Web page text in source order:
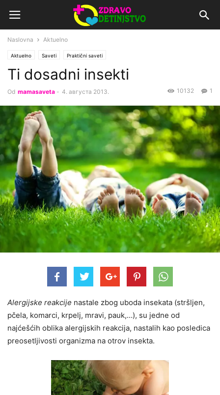
Naslovna Aktuelno
Aktuelno Saveti Praktični saveti
Ti dosadni insekti
Od mamasaveta - 4. августа 2013. 1
10132
Alergijske reakcije nastale zbog uboda insekata (stršljen,
pčela, komarci, krpelj, mravi, pauk,…), su jedne od
najćešćih oblika alergijskih reakcija, nastalih kao posledica
preosetljivosti organizma na otrov insekta.